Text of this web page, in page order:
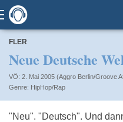
FLER
Neue Deutsche
VÖ: 2. Mai 2005 (Aggro Berlin/Groove
HipHop/Rap
"Neu". "Deutsch". Und